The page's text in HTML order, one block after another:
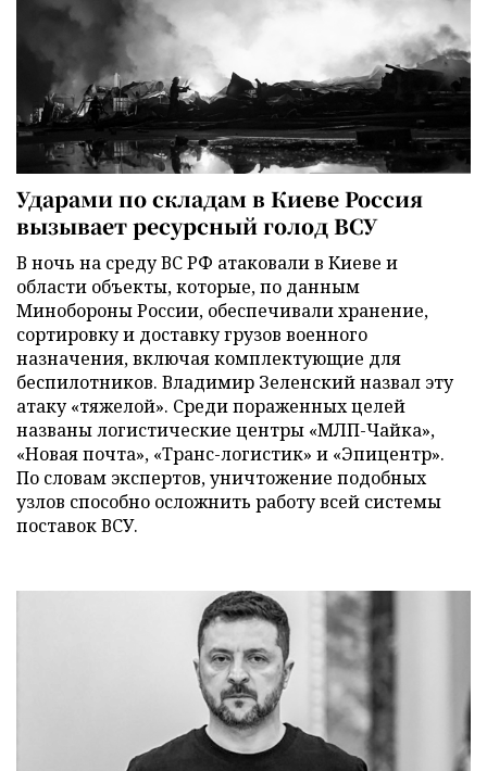
Ударами по складам в Киеве Россия
вызывает ресурсный голод ВСУ
В ночь на среду ВС РФ атаковали в Киеве и
области объекты, которые, по данным
Минобороны России, обеспечивали хранение,
сортировку и доставку грузов военного
назначения, включая комплектующие для
беспилотников. Владимир Зеленский назвал эту
атаку «тяжелой». Среди пораженных целей
названы логистические центры «МЛП-Чайка»,
«Новая почта», «Транс-логистик» и «Эпицентр».
По словам экспертов, уничтожение подобных
узлов способно осложнить работу всей системы
поставок ВСУ.